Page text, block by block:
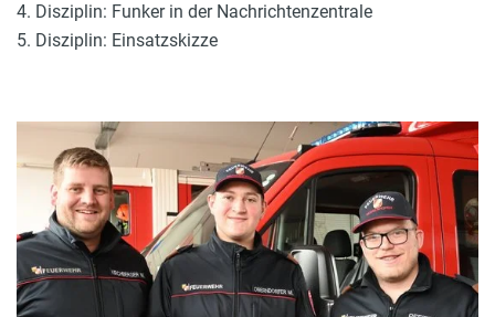
4. Disziplin: Funker in der Nachrichtenzentrale
5. Disziplin: Einsatzskizze